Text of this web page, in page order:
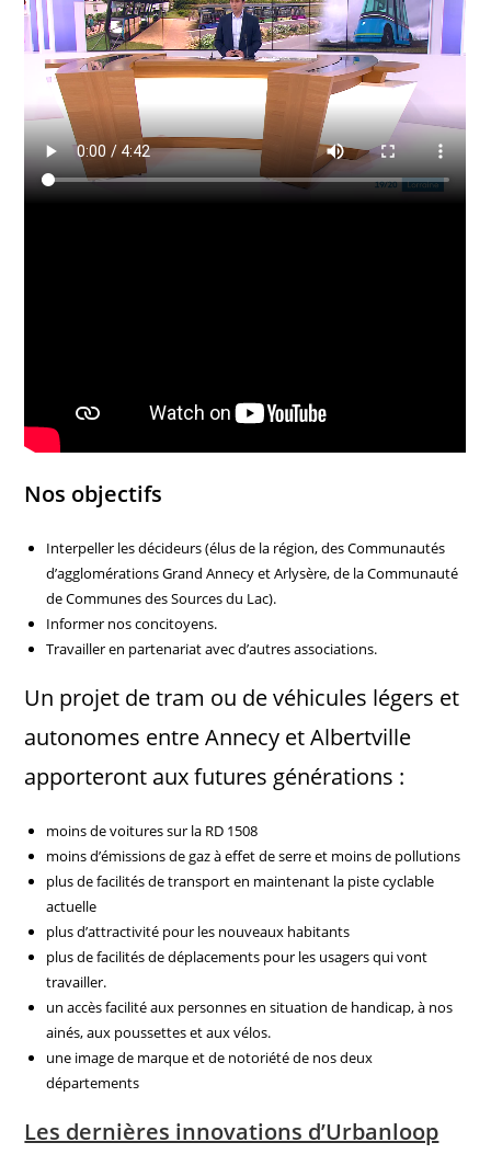
Nos objectifs
Interpeller les décideurs (élus de la région, des Communautés
d’agglomérations Grand Annecy et Arlysère, de la Communauté
de Communes des Sources du Lac).
Informer nos concitoyens.
Travailler en partenariat avec d’autres associations.
Un projet de tram ou de véhicules légers et
autonomes entre Annecy et Albertville
apporteront aux futures générations :
moins de voitures sur la RD 1508
moins d’émissions de gaz à effet de serre et moins de pollutions
plus de facilités de transport en maintenant la piste cyclable
actuelle
plus d’attractivité pour les nouveaux habitants
plus de facilités de déplacements pour les usagers qui vont
travailler.
un accès facilité aux personnes en situation de handicap, à nos
ainés, aux poussettes et aux vélos.
une image de marque et de notoriété de nos deux
départements
Les dernières innovations d’Urbanloop